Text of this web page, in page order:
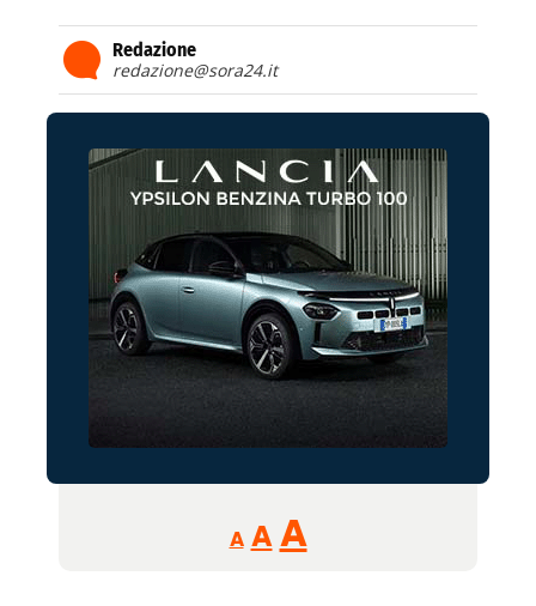
Redazione
redazione@sora24.it
A
Reducir
tamaño
A Restablecer
tamaño
AAumentar